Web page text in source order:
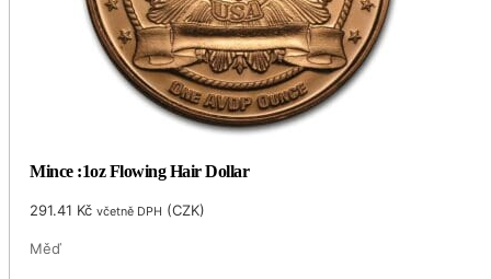
Mince :1oz Flowing Hair Dollar
291.41 Kč včetně DPH (CZK)
Měď